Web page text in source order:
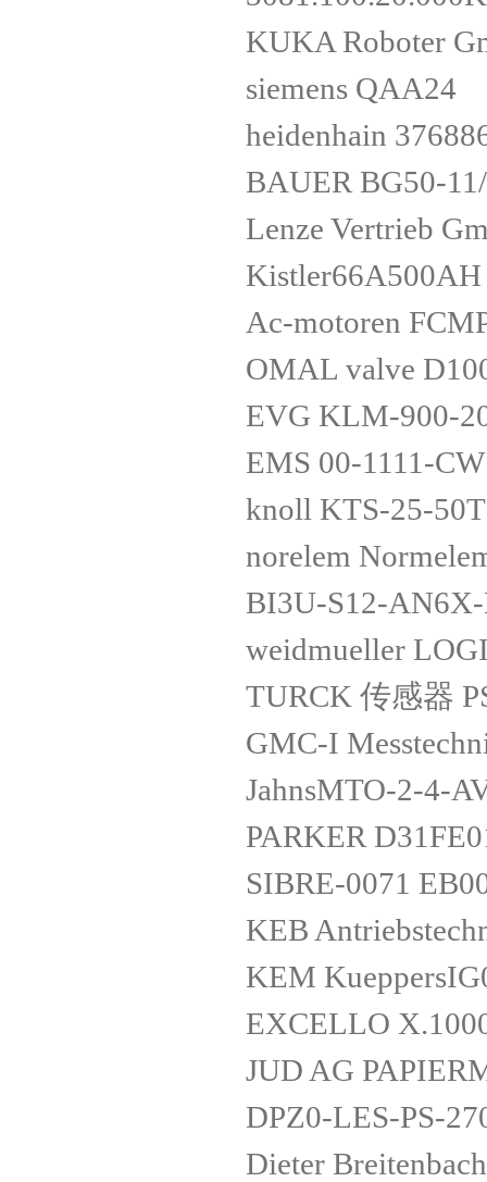
KUKA Roboter
siemens QAA24
heidenhain
BAUER BG50-
Lenze Vertrieb
Ac-motoren
OMAL valve
EVG KLM-900-
EMS 00-1111-
knoll KTS-25-50T
norelem
BI3U-S12-
weidmueller
TURCK 传感器
GMC-I
JahnsMTO-2-4-
PARKER
SIBRE-0071
KEB
KEM
EXCELLO
JUD AG
DPZ0-LES-PS-
Dieter